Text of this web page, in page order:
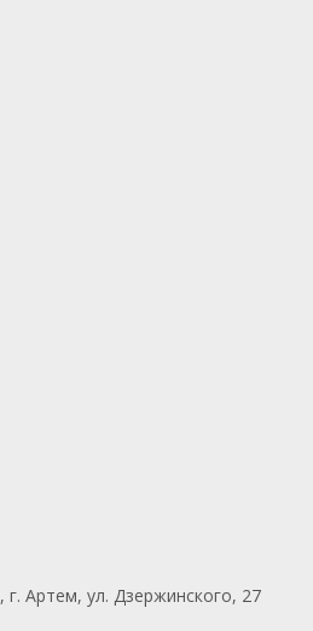
Артем, ул. Дзержинского, 27